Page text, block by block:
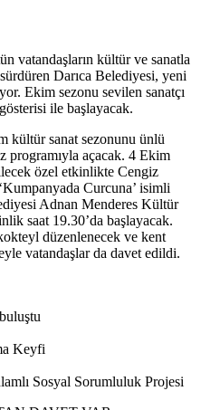
vatandaşların kültür ve sanatla
sürdüren Darıca Belediyesi, yeni
Ekim sezonu sevilen sanatçı
ile başlayacak.
kültür sanat sezonunu ünlü
programıyla açacak. 4 Ekim
özel etkinlikte Cengiz
Curcuna’ isimli
Adnan Menderes Kültür
saat 19.30’da başlayacak.
düzenlenecek ve kent
vatandaşlar da davet edildi.
Keyfi
Sosyal Sorumluluk Projesi